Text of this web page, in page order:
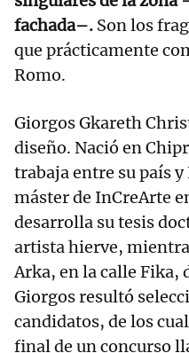
fachada–. Son los
que prácticamente
Romo.
Giorgos Gkareth
diseño. Nació en
trabaja entre su país
máster de InCreArte
desarrolla su tesis
artista hierve,
Arka, en la calle Fika,
Giorgos resultó
candidatos, de los
final de un concurso